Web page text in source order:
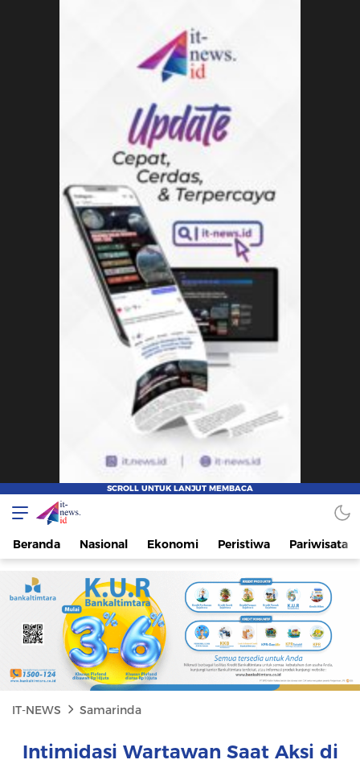
IT-NEWS
Update Cepat, Cerdas, dan Terpercaya
Beranda Nasional Ekonomi Peristiwa Pariwisata
IT-NEWS Samarinda
Intimidasi Wartawan Saat Aksi di